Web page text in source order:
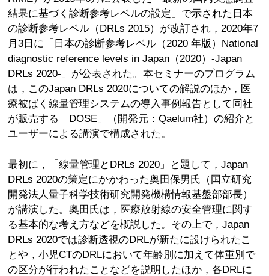
結果に基づく診断参考レベルの設定」で示された日本
の診断参考レベル（DRLs 2015）が改訂され，2020年7
月3日に「日本の診断参考レベル（2020 年版）National
diagnostic reference levels in Japan（2020）-Japan
DRLs 2020-」が公表された。本セミナーのプログラム
は，このJapan DRLs 2020についての解説のほか，医
療被ばく線量管理システムの導入事例報告として同社
が販売する「DOSE」（開発元：Qaelum社）の紹介と
ユーザーによる講演で構成された。
最初に，「線量管理とDRLs 2020」と題して，Japan
DRLs 2020の策定にかかわった奥田保男氏（国立研究
開発法人量子科学技術研究開発機構情報基盤部部長）
が講演した。奥田氏は，医療放射線の安全管理に関す
る基本的な考え方などを概説した。その上で，Japan
DRLs 2020では診断透視のDRLが新たに設けられたこ
とや，小児CTのDRLにおいて年齢別に加えて体重別で
の区分が行われたことなどを説明したほか，各DRLに